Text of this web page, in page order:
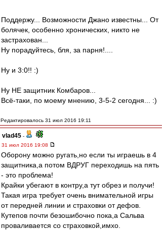
Поддержу... Возможности Джано известны... От
болячек, особенно хронических, никто не
застрахован...
Ну порадуйтесь, бля, за парня!....
Ну и 3:0!! :)
Ну НЕ защитник Комбаров...
Всё-таки, по моему мнению, 3-5-2 сегодня... :)
Редактировалось 31 июл 2016 19:11
vlad45 -
31 июл 2016 19:08
Оборону можно ругать,но если ты играешь в 4
защитника,а потом ВДРУГ переходишь на пять
- это проблема!
Крайки убегают в контру,а тут обрез и получи!
Такая игра требует очень внимательной игры
от передней линии и страховки от дефов.
Кутепов почти безошибочно пока,а Сальва
проваливается со страховкой,имхо.